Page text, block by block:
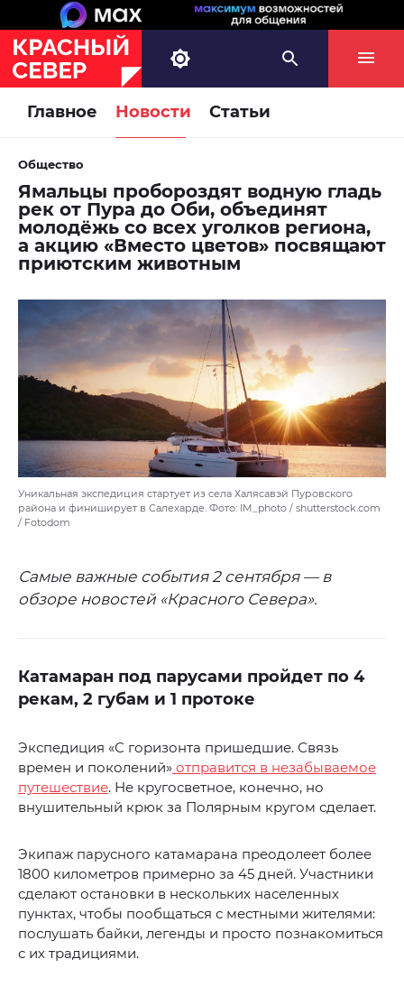
Главное Новости Статьи
Общество
Ямальцы пробороздят водную гладь
рек от Пура до Оби, объединят
молодёжь со всех уголков региона,
а акцию «Вместо цветов» посвящают
приютским животным
Уникальная экспедиция стартует из села Халясавэй Пуровского
района и финиширует в Салехарде. Фото: IM_photo / shutterstock.com
/ Fotodom
Самые важные события 2 сентября — в
обзоре новостей «Красного Севера».
Катамаран под парусами пройдет по 4
рекам, 2 губам и 1 протоке
Экспедиция «С горизонта пришедшие. Связь
времен и поколений» отправится в незабываемое
путешествие. Не кругосветное, конечно, но
внушительный крюк за Полярным кругом сделает.
Экипаж парусного катамарана преодолеет более
1800 километров примерно за 45 дней. Участники
сделают остановки в нескольких населенных
пунктах, чтобы пообщаться с местными жителями:
послушать байки, легенды и просто познакомиться
с их традициями.